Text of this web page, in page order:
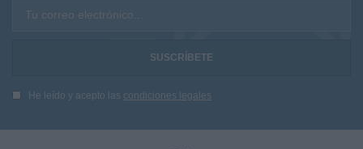
Tu correo electrónico...
He leído y acepto las condiciones legales